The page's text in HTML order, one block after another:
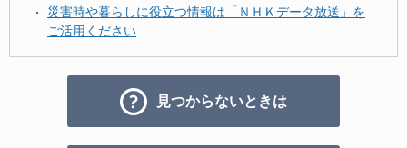
災害時や暮らしに役立つ情報は「ＮＨＫデータ放送」を
ご活用ください
見つからないときは